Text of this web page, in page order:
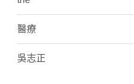
醫療
吳志正